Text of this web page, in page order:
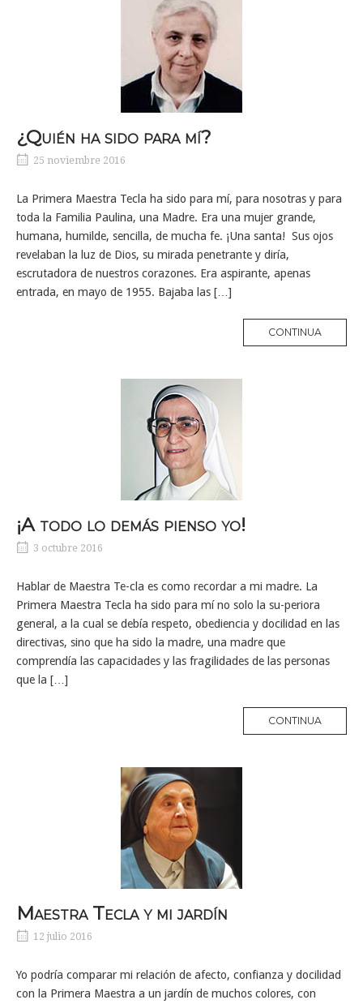
¿Quién ha sido para mí?
25 noviembre 2016
La Primera Maestra Tecla ha sido para mí, para nosotras y para
toda la Familia Paulina, una Madre. Era una mujer grande,
humana, humilde, sencilla, de mucha fe. ¡Una santa! Sus ojos
revelaban la luz de Dios, su mirada penetrante y diría,
escrutadora de nuestros corazones. Era aspirante, apenas
entrada, en mayo de 1955. Bajaba las […]
CONTINUAMORE
¡A todo lo demás pienso yo!
3 octubre 2016
Hablar de Maestra Te-cla es como recordar a mi madre. La
Primera Maestra Tecla ha sido para mí no solo la su-periora
general, a la cual se debía respeto, obediencia y docilidad en las
directivas, sino que ha sido la madre, una madre que
comprendía las capacidades y las fragilidades de las personas
que la […]
CONTINUA
Maestra Tecla y mi jardín
12 julio 2016
Yo podría comparar mi relación de afecto, confianza y docilidad
con la Primera Maestra a un jardín de muchos colores, con